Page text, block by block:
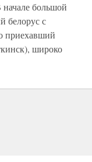
большой
белорус с
приехавший
широко